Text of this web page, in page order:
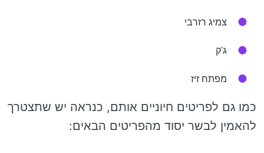
צמיג רזרבי
ג'ק
מפתח זיז
כמו גם לפריטים חיוניים אותם, כנראה יש שתצטרך
להאמין לבשר יסוד מהפריטים הבאים: